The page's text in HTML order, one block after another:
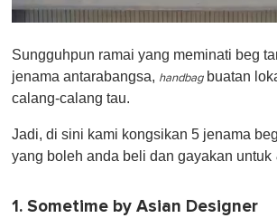
f
1
m
i
u
e
Sungguhpun ramai yang meminati beg
jenama antarabangsa, handbagbuatan
calang-calang tau.
Jadi, di sini kami kongsikan 5 jenama
yang boleh anda beli dan gayakan untuk
1. Sometime by Asian Designer